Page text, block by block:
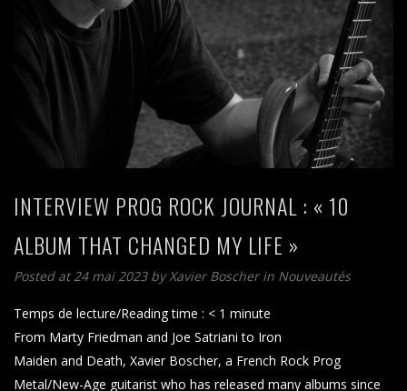
INTERVIEW PROG ROCK JOURNAL : « 10
ALBUM THAT CHANGED MY LIFE »
Posted at 24 mai 2023 byXavier Boscher in Nouveautés
Temps de lecture/Reading time : < 1 minute
From Marty Friedman and Joe Satriani to Iron
Maiden and Death, Xavier Boscher, a French Rock Prog
Metal/New-Age guitarist who has released many albums since